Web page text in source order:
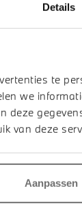
Details
te
we
van deze
Aanpassen